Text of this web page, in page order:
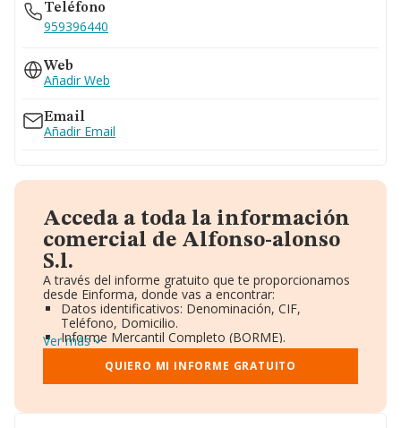
Teléfono
959396440
Web
Añadir Web
Email
Añadir Email
Acceda a toda la información
comercial de Alfonso-alonso
S.l.
A través del informe gratuito que te proporcionamos
desde Einforma, donde vas a encontrar:
Datos identificativos: Denominación, CIF,
Teléfono, Domicilio.
Informe Mercantil Completo (BORME).
Gráficos de Evolución Ventas y Empleados.
Consejo de Administración y Administradores.
Directivos y Ejecutivos.
Ver más
QUIERO MI INFORME GRATUITO